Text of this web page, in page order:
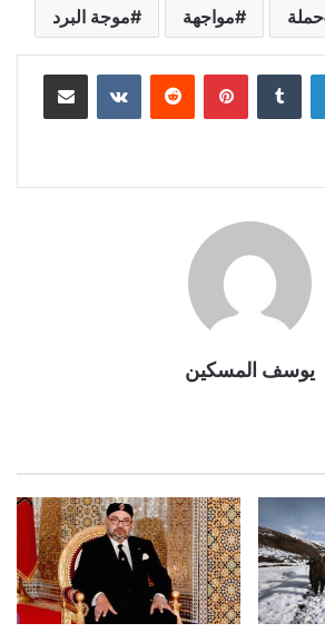
حملة مواجهة موجة البرد
لينكدإن بينتيريست مشاركة عبر البريد
يوسف المسكين